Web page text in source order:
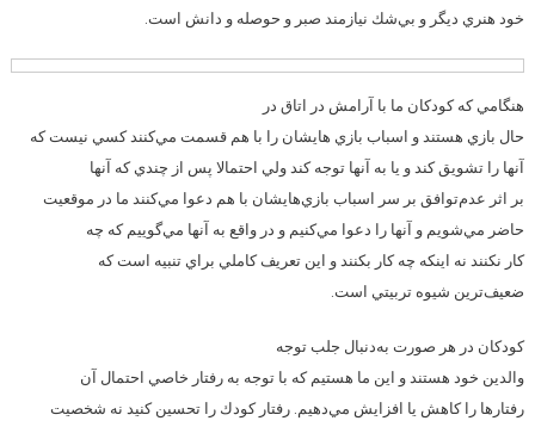
خود هنري ديگر و بي‌شك نيازمند صبر و حوصله و دانش است.
هنگامي كه كودكان ما با آرامش در اتاق در
حال بازي هستند و اسباب بازي هايشان را با هم قسمت مي‌كنند كسي نيست كه
آنها را تشويق كند و يا به آنها توجه كند ولي احتمالا پس از چندي كه آنها
بر اثر عدم‌توافق بر سر اسباب بازي‌هايشان با هم دعوا مي‌كنند ما در موقعيت
حاضر مي‌شويم و آنها را دعوا مي‌كنيم و در واقع به آنها مي‌گوييم كه چه
كار نكنند نه اينكه چه كار بكنند و اين تعريف كاملي براي تنبيه است كه
ضعيف‌ترين شيوه تربيتي است.
كودكان در هر صورت به‌دنبال جلب توجه
والدين خود هستند و اين ما هستيم كه با توجه به رفتار خاصي احتمال آن
رفتار‌ها را كاهش يا افزايش مي‌‌دهيم. رفتار كودك را تحسين كنيد نه شخصيت